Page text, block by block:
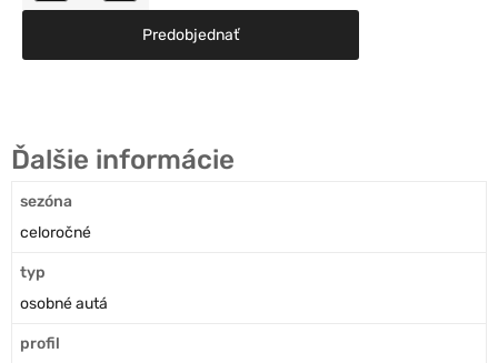
Predobjednať
Ďalšie informácie
sezóna
celoročné
typ
osobné autá
profil